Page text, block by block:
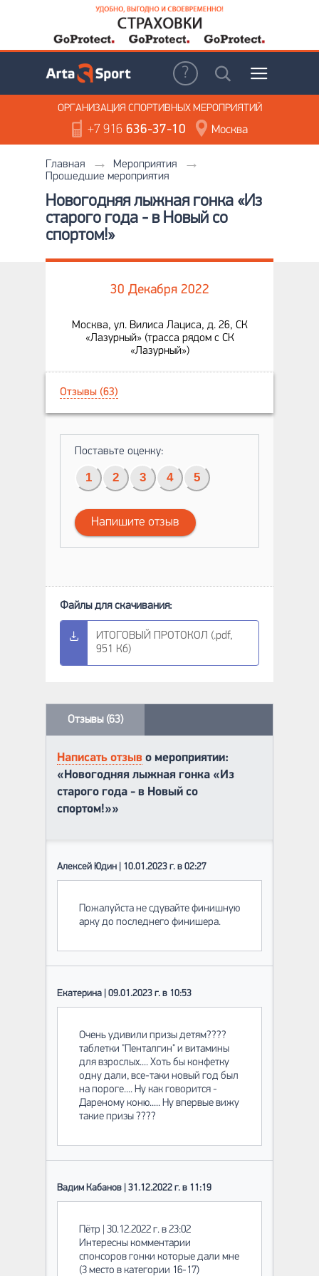
ОРГАНИЗАЦИЯ СПОРТИВНЫХ МЕРОПРИЯТИЙ
+7 916636-37-10 Москва
Главная
Мероприятия
Прошедшие мероприятия
Новогодняя лыжная гонка «Из
старого года - в Новый со
спортом!»
30 Декабря 2022
Москва, ул. Вилиса Лациса, д. 26, СК
«Лазурный» (трасса рядом с СК
«Лазурный»)
Отзывы (63)
Поставьте оценку:
1 2 3 4 5
Напишите отзыв
ИТОГОВЫЙ ПРОТОКОЛ (.pdf,
951 Кб)
Отзывы (63)
Написать отзыв о мероприятии:
«Новогодняя лыжная гонка «Из
старого года - в Новый со
спортом!»»
Алексей Юдин | 10.01.2023 г. в 02:27
Пожалуйста не сдувайте финишную
арку до последнего финишера.
Екатерина | 09.01.2023 г. в 10:53
Очень удивили призы детям????
таблетки "Пенталгин" и витамины
для взрослых.... Хоть бы конфетку
одну дали, все-таки новый год был
на пороге.... Ну как говорится -
Дареному коню..... Ну впервые вижу
такие призы ????
Вадим Кабанов | 31.12.2022 г. в 11:19
Пётр | 30.12.2022 г. в 23:02
Интересны комментарии
спонсоров гонки которые дали мне
(3 место в категории 16-17)